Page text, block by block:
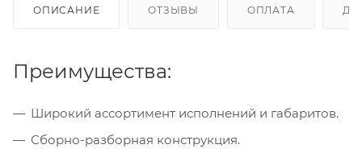
ОПИСАНИЕ ОТЗЫВЫ ОПЛАТА
Преимущества:
Широкий ассортимент исполнений и габаритов.
Сборно-разборная конструкция.